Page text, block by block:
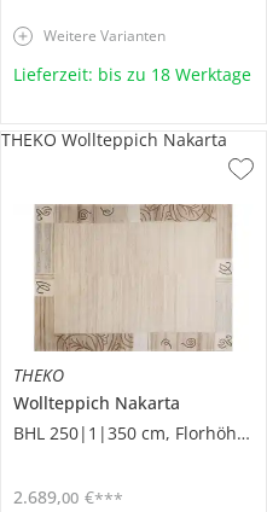
Weitere Varianten
Lieferzeit: bis zu 18 Werktage
THEKO
Wollteppich Nakarta
BHL 250|1|350 cm, Florhöhe 1 cm
2.689,00 €***
THEKO Wollteppich Nakarta